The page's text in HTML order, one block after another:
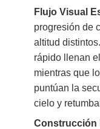
Flujo Visual
progresión de
altitud
rápido llenan
mientras que
puntúan la
cielo y
Construcción